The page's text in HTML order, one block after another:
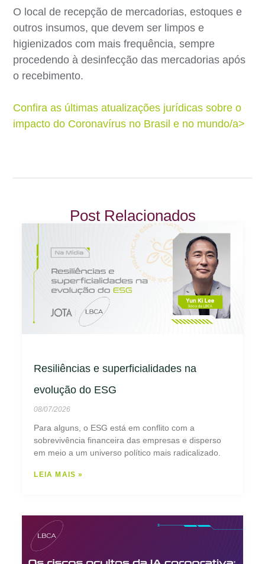
O local de recepção de mercadorias, estoques e
outros insumos, que devem ser limpos e
higienizados com mais frequência, sempre
procedendo à desinfecção das mercadorias após
o recebimento.
Confira as últimas atualizações jurídicas sobre o
impacto do Coronavírus no Brasil e no mundo/a>
Post Relacionados
Resiliências e superficialidades na
evolução do ESG
08/07/2026
Para alguns, o ESG está em conflito com a
sobrevivência financeira das empresas e disperso
em meio a um universo político mais radicalizado.
LEIA MAIS »